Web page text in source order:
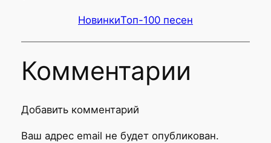
НовинкиТоп-100 песен
Комментарии
Добавить комментарий
Ваш адрес email не будет опубликован.